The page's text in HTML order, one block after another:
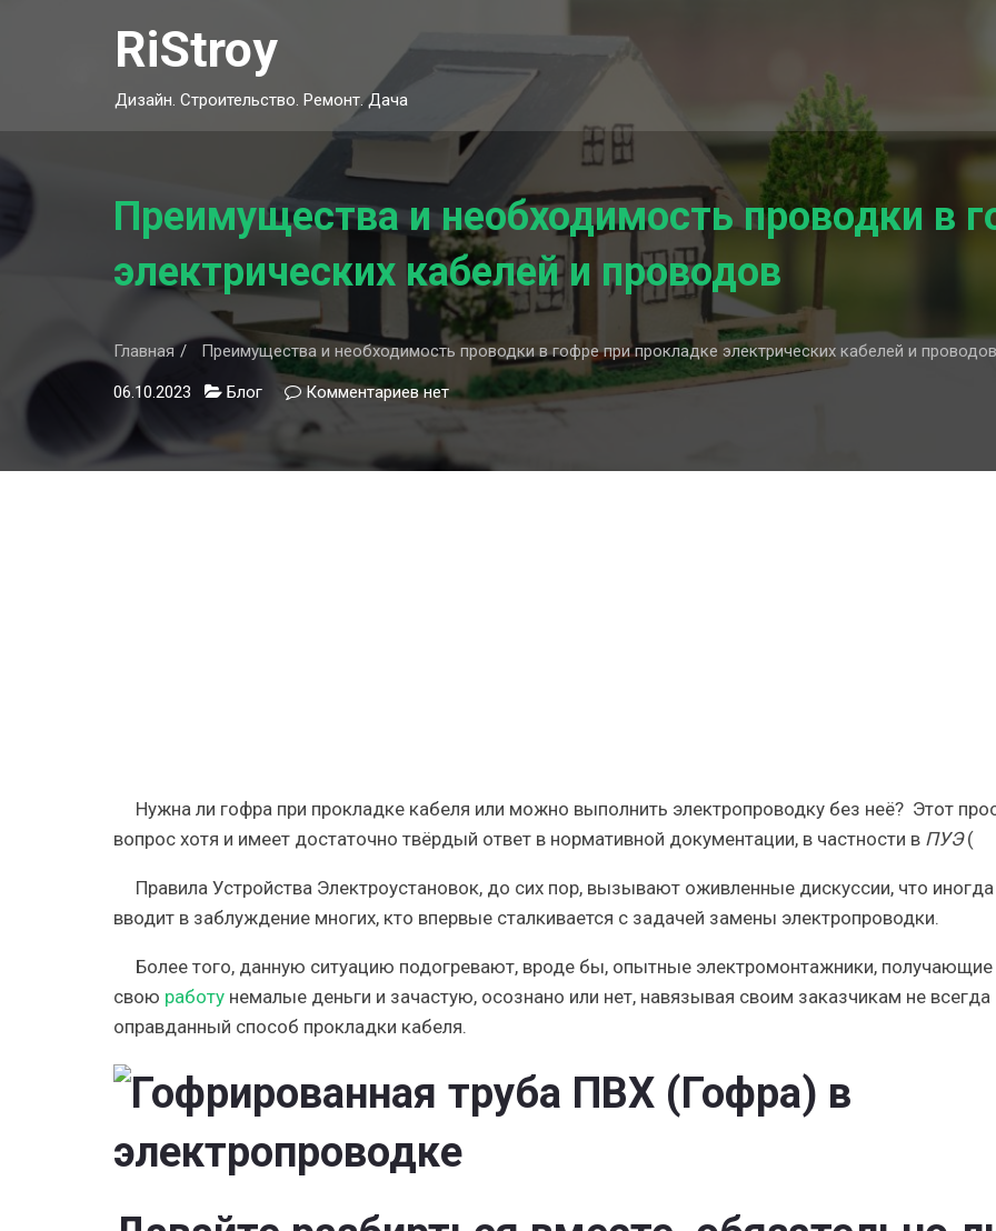
RiStroy
Дизайн. Строительство. Ремонт. Дача
Преимущества и необходимость проводки в
электрических кабелей и проводов
Главная Преимущества и необходимость проводки в гофре при прокладке электрических кабелей и проводов
06.10.2023 Блог Комментариевк
записи
и
нет
Нужна ли гофра при прокладке кабеля или можно выполнить электропроводку без неё? Этот
вопрос хотя и имеет достаточно твёрдый ответ в нормативной документации, в частности в ПУЭ(
Правила Устройства Электроустановок, до сих пор, вызывают оживленные дискуссии, что иногда
вводит в заблуждение многих, кто впервые сталкивается с задачей замены электропроводки.
Более того, данную ситуацию подогревают, вроде бы, опытные электромонтажники, получающие
свою работу немалые деньги и зачастую, осознано или нет, навязывая своим заказчикам не всегда
оправданный способ прокладки кабеля.